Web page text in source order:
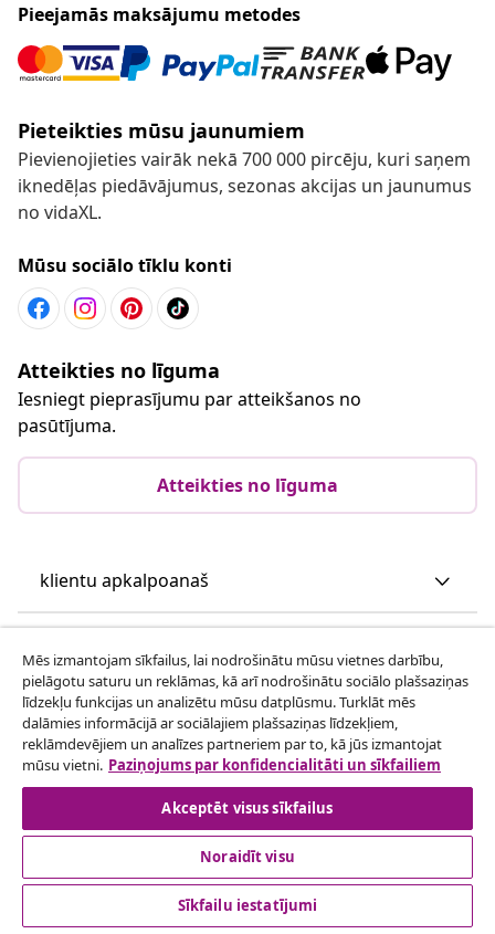
Pieejamās maksājumu metodes
Pieteikties mūsu jaunumiem
Pievienojieties vairāk nekā 700 000 pircēju, kuri saņem
iknedēļas piedāvājumus, sezonas akcijas un jaunumus
no vidaXL.
Mūsu sociālo tīklu konti
Atteikties no līguma
Iesniegt pieprasījumu par atteikšanos no
pasūtījuma.
Atteikties no līguma
klientu apkalpoanaš
vidaXL
Apskatiet vairāk
Mēs izmantojam sīkfailus, lai nodrošinātu mūsu vietnes darbību,
pielāgotu saturu un reklāmas, kā arī nodrošinātu sociālo plašsaziņas
līdzekļu funkcijas un analizētu mūsu datplūsmu. Turklāt mēs
dalāmies informācijā ar sociālajiem plašsaziņas līdzekļiem,
reklāmdevējiem un analīzes partneriem par to, kā jūs izmantojat
mūsu vietni. Paziņojums par konfidencialitāti un sīkfailiem
Akceptēt visus sīkfailus
Noraidīt visu
Sīkfailu iestatījumi